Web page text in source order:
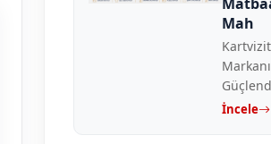
Mah
Kartvizit
İncele